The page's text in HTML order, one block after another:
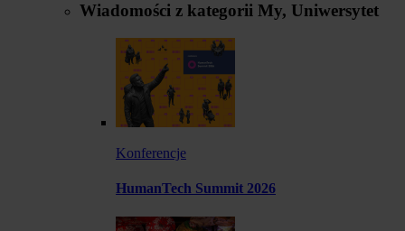
Wiadomości z kategorii My, Uniwersytet
Konferencje
HumanTech Summit 2026